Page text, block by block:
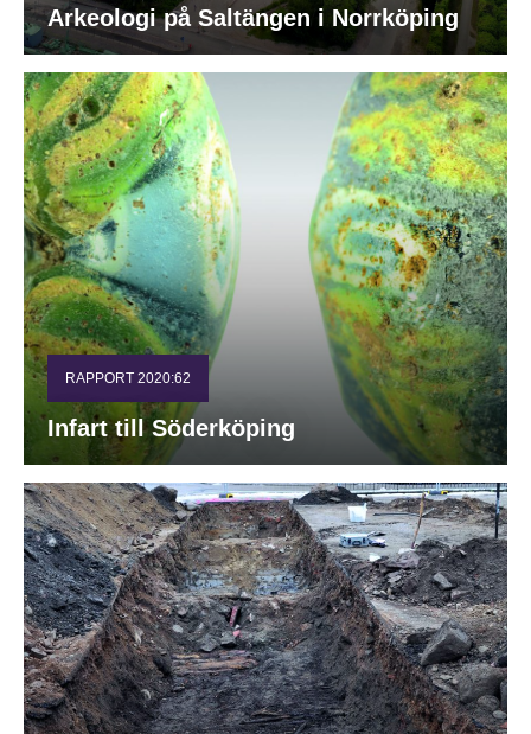
Arkeologi på Saltängen i Norrköping
RAPPORT 2020:62
Infart till Söderköping